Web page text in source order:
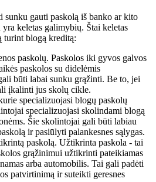
gauti paskolą iš banko ar kito
keletas galimybių. Štai keletas
turint blogą kreditą:
paskolų. Paskolos iki gyvos galvos
paskolos su didelėmis
būti labai sunku grąžinti. Be to, jei
įkalinti jus skolų cikle.
specializuojasi blogų paskolų
specializuojasi skolindami blogą
Šie skolintojai gali būti labiau
ir pasiūlyti palankesnes sąlygas.
paskolą. Užtikrinta paskola - tai
grąžinimui užtikrinti pateikiamas
arba automobilis. Tai gali padėti
patvirtinimą ir suteikti geresnes